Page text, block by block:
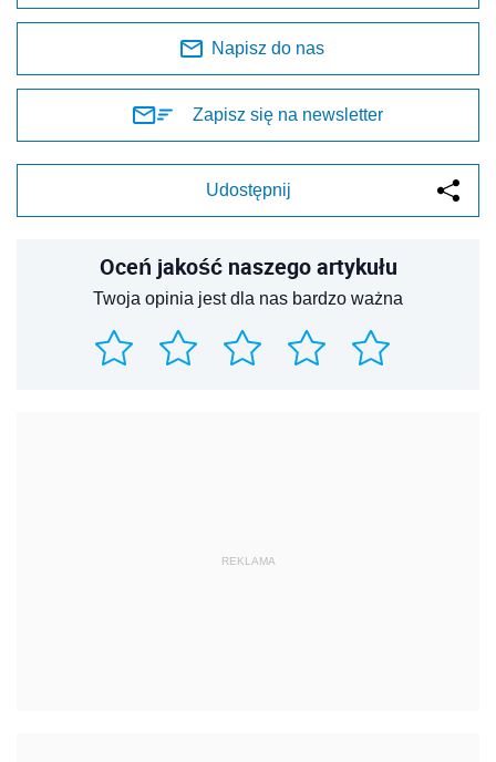
Napisz do nas
Zapisz się na newsletter
Udostępnij
Oceń jakość naszego artykułu
Twoja opinia jest dla nas bardzo ważna
REKLAMA